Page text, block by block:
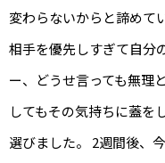
変わらないからと諦めて
相手を優先しすぎて自分
ー、どうせ言っても無理
してもその気持ちに蓋を
選びました。 2週間後、